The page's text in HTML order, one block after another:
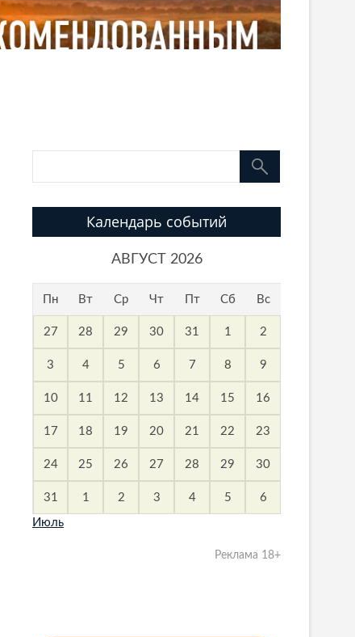
Календарь событий
АВГУСТ 2026
Пн Вт Ср Чт Пт Сб Вс
27 28 29 30 31 1 2
3 4 5 6 7 8 9
10 11 12 13 14 15 16
17 18 19 20 21 22 23
24 25 26 27 28 29 30
31 1 2 3 4 5 6
Июль
Реклама 18+